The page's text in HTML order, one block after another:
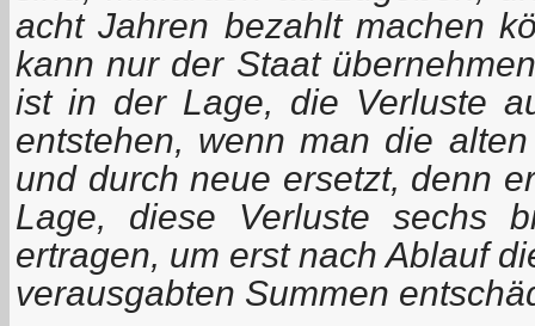
acht Jahren bezahlt machen
kann nur der Staat
ist in der Lage, die Verluste
entstehen, wenn man die
und durch neue ersetzt, denn
Lage, diese Verluste sechs
ertragen, um erst nach Ablauf
verausgabten Summen